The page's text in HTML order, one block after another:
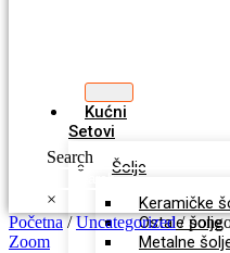
Kućni
Setovi
Šolje
Keramičke
Ostale šolje
Metalne
Search
×
Početna/Uncategorized/
Zoom